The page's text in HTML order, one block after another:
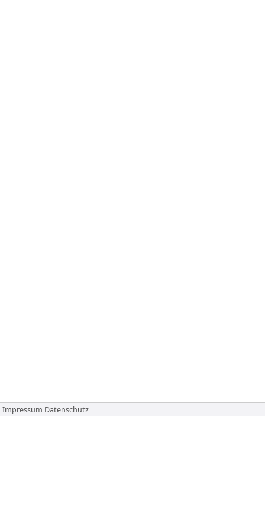
Impressum Datenschutz